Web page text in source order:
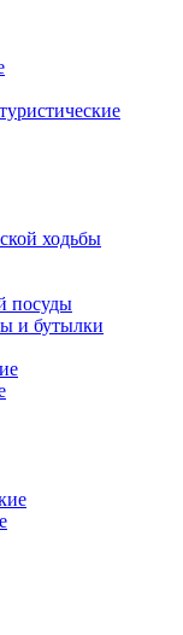
ходьбы
посуды
и бутылки